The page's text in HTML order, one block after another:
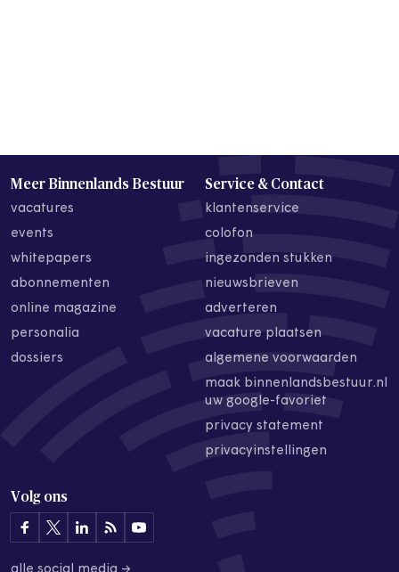
Meer Binnenlands Bestuur
vacatures
events
whitepapers
abonnementen
online magazine
personalia
dossiers
Service & Contact
klantenservice
colofon
ingezonden stukken
nieuwsbrieven
adverteren
vacature plaatsen
algemene voorwaarden
maak binnenlandsbestuur.nl
uw google-favoriet
privacy statement
privacyinstellingen
Volg ons